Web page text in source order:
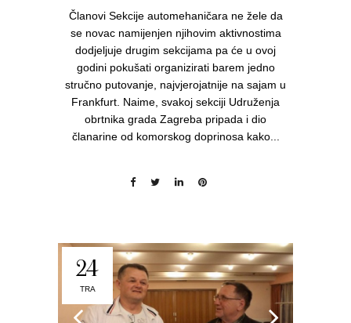
Članovi Sekcije automehaničara ne žele da
se novac namijenjen njihovim aktivnostima
dodjeljuje drugim sekcijama pa će u ovoj
godini pokušati organizirati barem jedno
stručno putovanje, najvjerojatnije na sajam u
Frankfurt. Naime, svakoj sekciji Udruženja
obrtnika grada Zagreba pripada i dio
članarine od komorskog doprinosa kako...
24
TRA